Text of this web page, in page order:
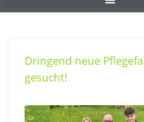
Dringend neue
gesucht!